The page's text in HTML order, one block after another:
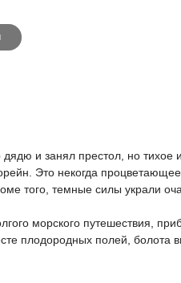
и занял престол, но тихое
Это некогда процветающее
того, темные силы украли
морского путешествия,
плодородных полей, болота